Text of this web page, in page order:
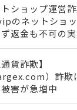
ショップ運営詐
のネットショ
返金も不可の
貨詐欺】
）詐欺
害が急増中